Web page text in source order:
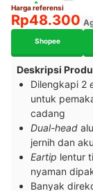
Harga referensi
Rp48.300
Shopee
Deskripsi
Dilengkapi 2
untuk
cadang
Dual-head
jernih dan
Eartip lentur
nyaman
Banyak